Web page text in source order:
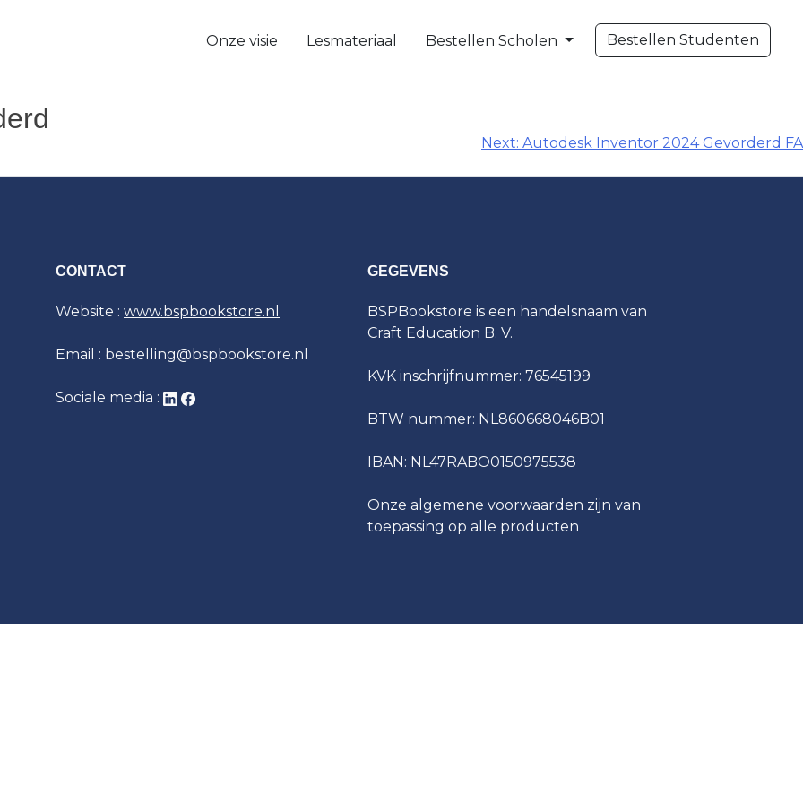
Onze visie Lesmateriaal Bestellen Scholen Bestellen Studenten
Next: Autodesk Inventor 2024 Gevorderd FA
CONTACT
Website : www.bspbookstore.nl
Email : bestelling@bspbookstore.nl
Sociale media :
GEGEVENS
BSPBookstore is een handelsnaam van
Craft Education B. V.
KVK inschrijfnummer: 76545199
BTW nummer: NL860668046B01
IBAN: NL47RABO0150975538
Onze algemene voorwaarden zijn van
toepassing op alle producten